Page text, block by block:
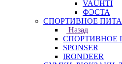
VAUHTI
ФЭСТА
СПОРТИВНОЕ
Назад
СПОРТИВНОЕ
SPONSER
IRONDEER